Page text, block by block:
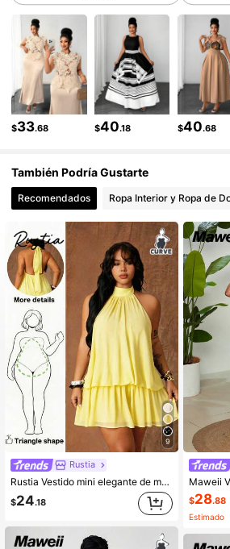
4.83 350K Seguidores
350K Seguidores
4.83 350K Seguidores
$33.68 $40.18 $40.68
También Podría Gustarte
Recomendados Ropa Interior y Ropa de
9
Rustia
Rustia Vestido mini elegante de mujer color marrón sólido con cuello halter y espalda descubierta, vestido para fiesta de Año Nuevo, vestido elegante para fiesta, vestido elegante de mujer
$24.18 $28.88
Estimado